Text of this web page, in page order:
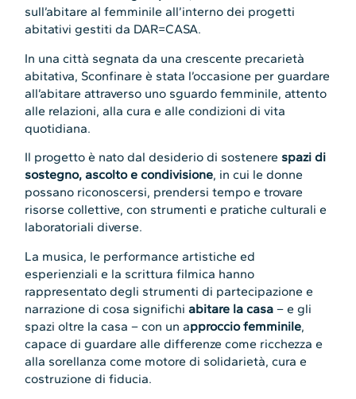
sull’abitare al femminile all’interno dei progetti
abitativi gestiti da DAR=CASA.
In una città segnata da una crescente precarietà
abitativa, Sconfinare è stata l’occasione per guardare
all’abitare attraverso uno sguardo femminile, attento
alle relazioni, alla cura e alle condizioni di vita
quotidiana.
Il progetto è nato dal desiderio di sostenere spazi di
sostegno, ascolto e condivisione, in cui le donne
possano riconoscersi, prendersi tempo e trovare
risorse collettive, con strumenti e pratiche culturali e
laboratoriali diverse.
La musica, le performance artistiche ed
esperienziali e la scrittura filmica hanno
rappresentato degli strumenti di partecipazione e
narrazione di cosa significhiabitare la casa – e gli
spazi oltre la casa – con un approccio femminile,
capace di guardare alle differenze come ricchezza e
alla sorellanza come motore di solidarietà, cura e
costruzione di fiducia.